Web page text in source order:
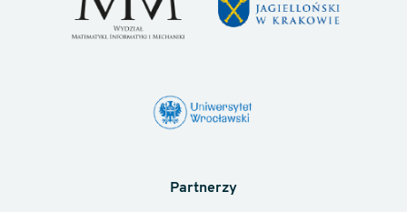
Partnerzy